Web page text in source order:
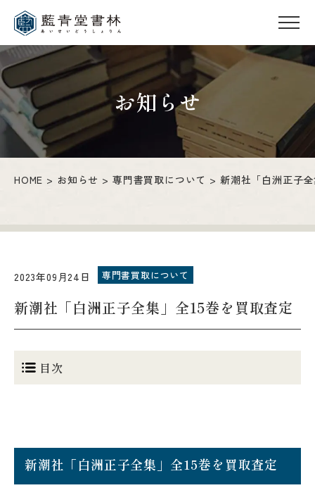
お知らせ
HOME お知らせ 専門書買取について 新潮社「白洲正子
2023年09月24日 専門書買取について
新潮社「白洲正子全集」全15巻を買取査定
目次
新潮社「白洲正子全集」全15巻を買取査定